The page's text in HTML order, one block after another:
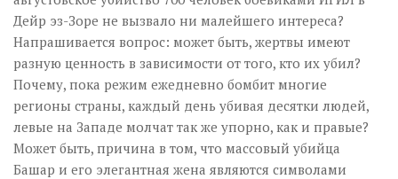
Дейр эз-Зоре не вызвало ни малейшего интереса?
Напрашивается вопрос: может быть, жертвы имеют
разную ценность в зависимости от того, кто их убил?
Почему, пока режим ежедневно бомбит многие
регионы страны, каждый день убивая десятки людей,
левые на Западе молчат так же упорно, как и правые?
Может быть, причина в том, что массовый убийца
Башар и его элегантная жена являются символами